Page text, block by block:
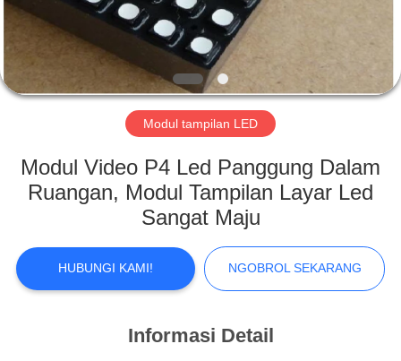
VIDEO
TAMPILAN
VR
TENTANG
KAMI
TUR
PABRIK
Modul tampilan LED
Modul Video P4 Led Panggung Dalam
Ruangan, Modul Tampilan Layar Led
Sangat Maju
HUBUNGI KAMI! NGOBROL SEKARANG
Informasi Detail